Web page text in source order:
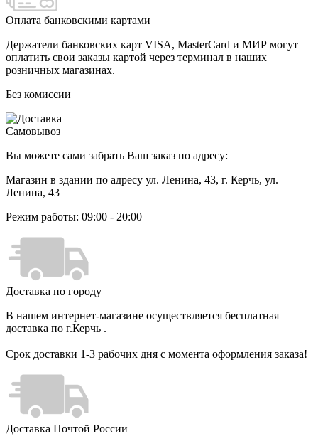
Оплата банковскими картами
Держатели банковских карт VISA, MasterCard и МИР могут
оплатить свои заказы картой через терминал в наших
розничных магазинах.
Без комиссии
Самовывоз
Вы можете сами забрать Ваш заказ по адресу:
Магазин в здании по адресу ул. Ленина, 43, г. Керчь, ул.
Ленина, 43
Режим работы: 09:00 - 20:00
Доставка по городу
В нашем интернет-магазине осуществляется бесплатная
доставка по г.Керчь .
Срок доставки 1-3 рабочих дня с момента оформления заказа!
Доставка Почтой России